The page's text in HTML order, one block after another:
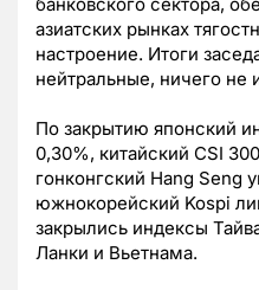
банковского сектора,
азиатских рынках
настроение. Итоги
нейтральные, ничего не
По закрытию японский
0,30%, китайский СSI
гонконгский Hang Seng
южнокорейский Kospi
закрылись индексы
Ланки и Вьетнама.